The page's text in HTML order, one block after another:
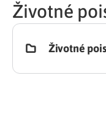
Životné
Životné